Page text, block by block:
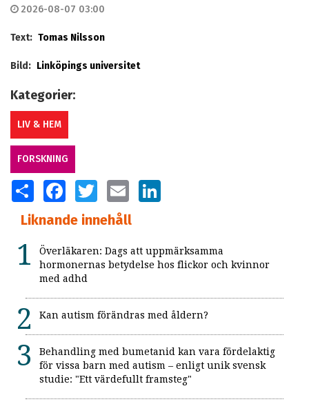
2026-08-07 03:00
Text: Tomas Nilsson
Bild: Linköpings universitet
Kategorier:
LIV & HEM
FORSKNING
SHARE FACEBOOKTWITTER EMAIL
Liknande innehåll
Överläkaren: Dags att uppmärksamma
hormonernas betydelse hos flickor och kvinnor
med adhd
Kan autism förändras med åldern?
Behandling med bumetanid kan vara fördelaktig
för vissa barn med autism – enligt unik svensk
studie: "Ett värdefullt framsteg"